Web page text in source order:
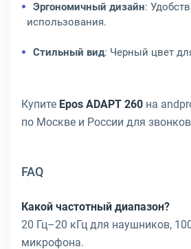
Эргономичный дизайн:
использования.
Стильный вид: Черный цвет
Купите Epos ADAPT 260 на
по Москве и России для
FAQ
Какой частотный диапазон?
20 Гц–20 кГц для наушников,
микрофона.